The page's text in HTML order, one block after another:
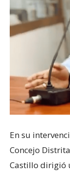
En su
Concejo
Castillo dirigió